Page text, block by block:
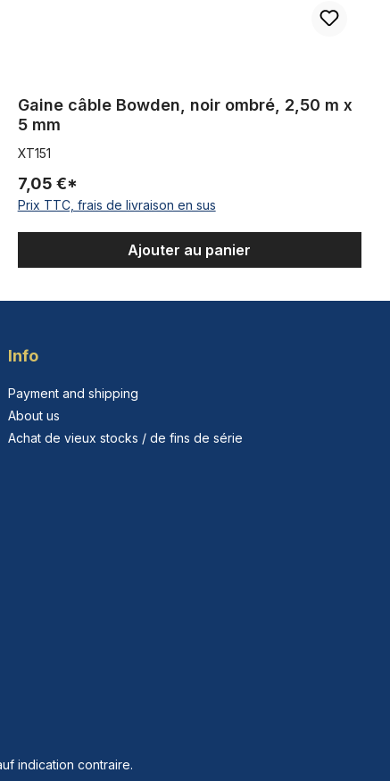
Gaine câble Bowden, noir ombré, 2,50 m x
5 mm
XT151
7,05 €*
Prix TTC, frais de livraison en sus
Ajouter au panier
Info
Payment and shipping
About us
Achat de vieux stocks / de fins de série
indication contraire.